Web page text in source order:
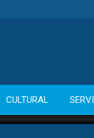
CULTURAL